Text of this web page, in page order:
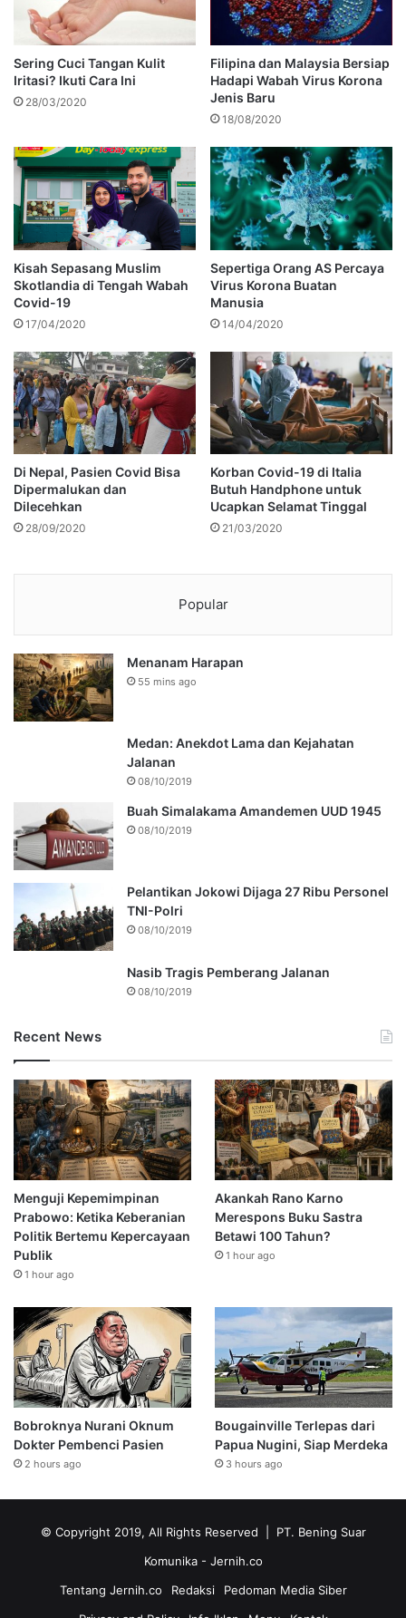
Sering Cuci Tangan Kulit
Iritasi? Ikuti Cara Ini
28/03/2020
Filipina dan Malaysia Bersiap
Hadapi Wabah Virus Korona
Jenis Baru
18/08/2020
Kisah Sepasang Muslim
Skotlandia di Tengah Wabah
Covid-19
17/04/2020
Sepertiga Orang AS Percaya
Virus Korona Buatan
Manusia
14/04/2020
Di Nepal, Pasien Covid Bisa
Dipermalukan dan
Dilecehkan
28/09/2020
Korban Covid-19 di Italia
Butuh Handphone untuk
Ucapkan Selamat Tinggal
21/03/2020
Popular
Menanam Harapan
55 mins ago
Medan: Anekdot Lama dan Kejahatan
Jalanan
08/10/2019
Buah Simalakama Amandemen UUD 1945
08/10/2019
Pelantikan Jokowi Dijaga 27 Ribu Personel
TNI-Polri
08/10/2019
Nasib Tragis Pemberang Jalanan
08/10/2019
Recent News
Menguji Kepemimpinan
Prabowo: Ketika Keberanian
Politik Bertemu Kepercayaan
Publik
1 hour ago
Akankah Rano Karno
Merespons Buku Sastra
Betawi 100 Tahun?
1 hour ago
Bobroknya Nurani Oknum
Dokter Pembenci Pasien
2 hours ago
Bougainville Terlepas dari
Papua Nugini, Siap Merdeka
3 hours ago
© Copyright 2019, All Rights Reserved | PT. Bening Suar
Komunika - Jernih.co
Tentang Jernih.co
Redaksi
Pedoman Media Siber